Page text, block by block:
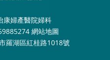
康婦產醫院婦科
網站地圖
羅湖區紅桂路1018號